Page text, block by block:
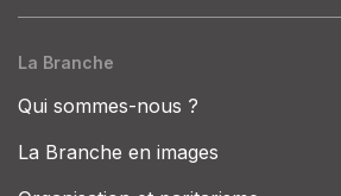
La Branche
Qui sommes-nous ?
La Branche en images